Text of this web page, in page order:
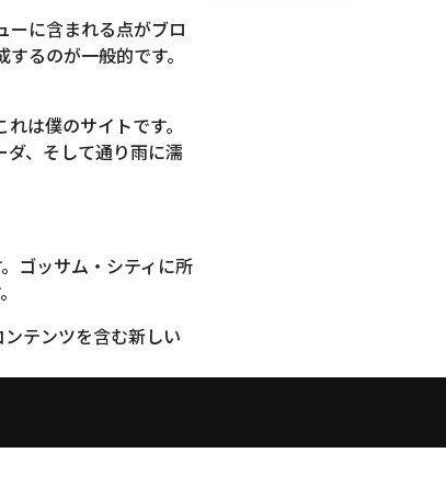
ーに含まれる点がブロ
るのが一般的です。
は僕のサイトです。
ダ、そして通り雨に濡
ゴッサム・シティに所
テンツを含む新しい